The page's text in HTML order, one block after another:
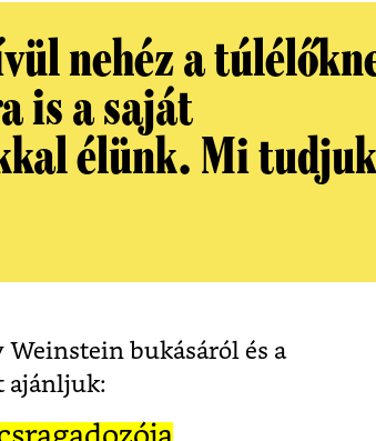
nehéz a
is a saját
élünk. Mi
bukásáról és a
ajánljuk: